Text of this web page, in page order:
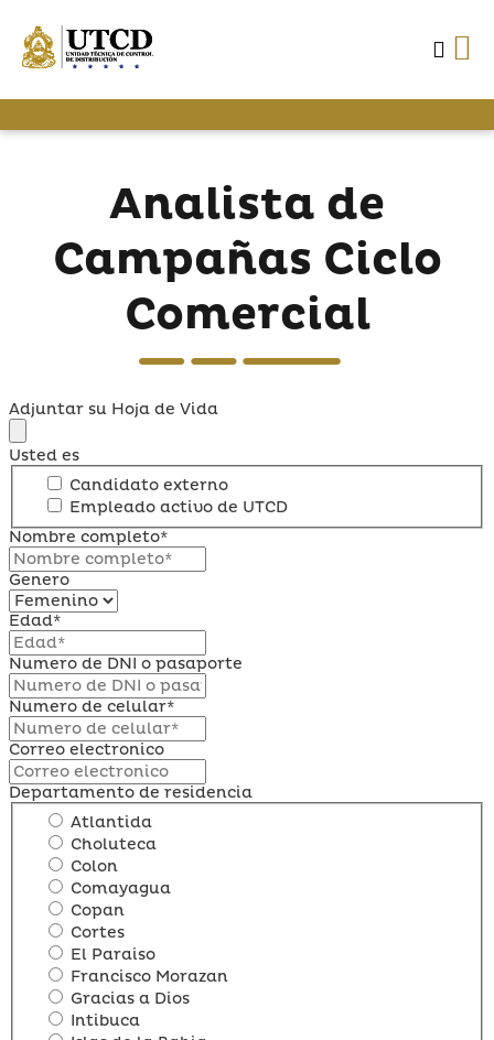
Analista de
Campañas Ciclo
Comercial
Adjuntar su Hoja de Vida
Usted es
Candidato externo
Empleado activo de UTCD
Nombre completo*
Genero
Edad*
Numero de DNI o pasaporte
Numero de celular*
Correo electronico
Departamento de residencia
Atlantida
Choluteca
Colon
Comayagua
Copan
Cortes
El Paraiso
Francisco Morazan
Gracias a Dios
Intibuca